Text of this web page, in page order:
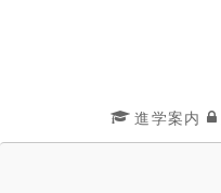
進学案内